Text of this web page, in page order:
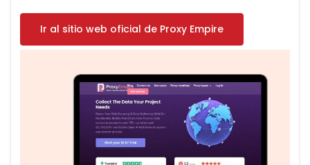
Ir al sitio web oficial de Proxy Empire